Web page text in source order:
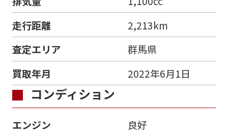
走行距離
2,213km
査定エリア
群馬県
買取年月
2022年6月1日
コンディション
エンジン
良好